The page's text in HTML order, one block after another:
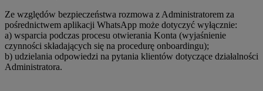
Ze względów bezpieczeństwa rozmowa z Administratorem za
pośrednictwem aplikacji WhatsApp może dotyczyć wyłącznie:
a) wsparcia podczas procesu otwierania Konta (wyjaśnienie
czynności składających się na procedurę onboardingu);
b) udzielania odpowiedzi na pytania klientów dotyczące działalności
Administratora.